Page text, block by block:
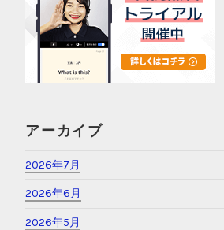
アーカイブ
2026年7月
2026年6月
2026年5月